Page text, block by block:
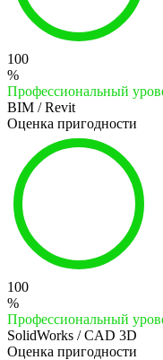
100
%
Профессиональный
BIM / Revit
Оценка пригодности
100
%
Профессиональный
SolidWorks / CAD 3D
Оценка пригодности